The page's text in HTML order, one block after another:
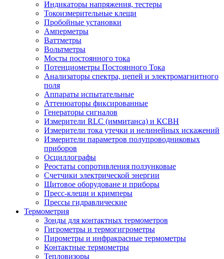
Индикаторы напряжения, тестеры
Токоизмерительные клещи
Пробойные установки
Амперметры
Ваттметры
Вольтметры
Мосты постоянного тока
Потенциометры Постоянного Тока
Анализаторы спектра, цепей и электромагнитного
поля
Аппараты испытательные
Аттенюаторы фиксированные
Генераторы сигналов
Измерители RLC (иммитанса) и КСВН
Измерители тока утечки и нелинейных искажений
Измерители параметров полупроводниковых
приборов
Осциллографы
Реостаты сопротивления ползунковые
Счетчики электрической энергии
Щитовое оборудоване и приборы
Пресс-клещи и кримперы
Прессы гидравлические
Термометрия
Зонды для контактных термометров
Гигрометры и термогигрометры
Пирометры и инфракрасные термометры
Контактные термометры
Тепловизоры